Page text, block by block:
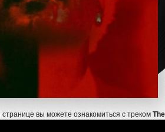
вы можете ознакомиться с треком